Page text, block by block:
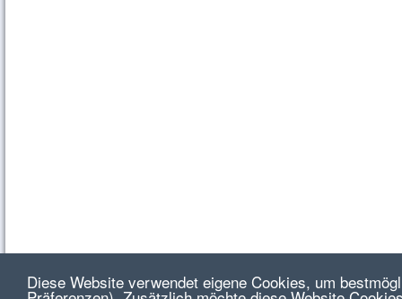
Diese Website verwendet eigene Cookies, um